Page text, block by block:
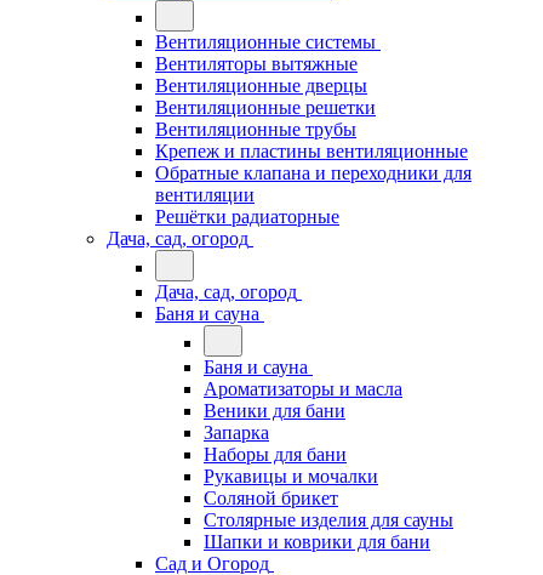
Вентиляционные системы
Вентиляторы вытяжные
Вентиляционные дверцы
Вентиляционные решетки
Вентиляционные трубы
Крепеж и пластины вентиляционные
Обратные клапана и переходники для
вентиляции
Решётки радиаторные
Дача, сад, огород
Дача, сад, огород
Баня и сауна
Баня и сауна
Ароматизаторы и масла
Веники для бани
Запарка
Наборы для бани
Рукавицы и мочалки
Соляной брикет
Столярные изделия для сауны
Шапки и коврики для бани
Сад и Огород